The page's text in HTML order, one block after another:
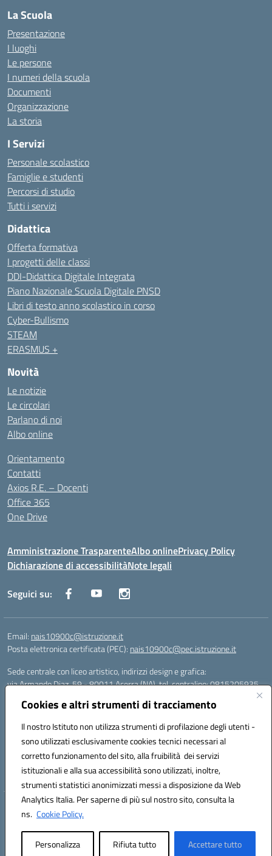
Cookies e altri strumenti di tracciamento
Il nostro Istituto non utilizza strumenti di profilazione degli utenti -
sono utilizzati esclusivamente cookies tecnici necessari al
corretto funzionamento del sito, alla fruibilità dei servizi
istituzionali e alla sua accessibilità sono utilizzati, inoltre,
strumenti statistici anonimizzati messi a disposizione da Web
Analytics Italia. Per saperne di più sul nostro sito, consulta la
ns. Cookie Policy.
Personalizza Rifiuta tutto Accettare tutto
La Scuola
Presentazione
I luoghi
Le persone
I numeri della scuola
Documenti
Organizzazione
La storia
I Servizi
Personale scolastico
Famiglie e studenti
Percorsi di studio
Tutti i servizi
Didattica
Offerta formativa
I progetti delle classi
DDI-Didattica Digitale Integrata
Piano Nazionale Scuola Digitale PNSD
Libri di testo anno scolastico in corso
Cyber-Bullismo
STEAM
ERASMUS +
Novità
Le notizie
Le circolari
Parlano di noi
Albo online
Orientamento
Contatti
Axios R.E. – Docenti
Office 365
One Drive
Amministrazione TrasparenteAlbo onlinePrivacy Policy
Dichiarazione di accessibilitàNote legali
Seguici su:
Email: nais10900c@istruzione.it
Posta elettronica certificata (PEC): nais10900c@pec.istruzione.it
Sede centrale con liceo artistico, indirizzi design e grafica:
via Armando Diaz, 59 - 80011 Acerra (NA), tel. centralino: 0815205935
via T. Campanella, 80011 Acerra (NA), tel/fax: 0818850905
Sede succursale con liceo musicale:
via S. Pellico, 80011 Acerra (NA), tel: 08119660921
Email: nais10900c@istruzione.it | PEC: nais10900c@pec.istruzione.it |
Nome Ufficio PA: Uff_eFatturaPA | Codice Univoco ufficio: UFOYYV |
C.Fisc: 93056740637
Hosting & Powered by 3D Solution S.r.l.
Concept & Design by Designers Italia